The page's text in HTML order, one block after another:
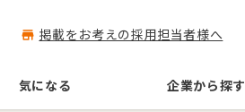
掲載をお考えの採用担当者様へ
気になる 企業から探す